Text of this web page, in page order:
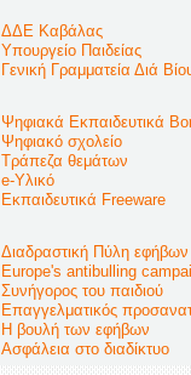
ΔΔΕ Καβάλας
Υπουργείο Παιδείας
Γενική Γραμματεία Διά
Ψηφιακά Εκπαιδευτικά
Ψηφιακό σχολείο
Τράπεζα θεμάτων
e-Υλικό
Εκπαιδευτικά Freeware
Διαδραστική Πύλη εφήβων
Europe's antibulling
Συνήγορος του παιδιού
Επαγγελματικός
Η βουλή των εφήβων
Ασφάλεια στο διαδίκτυο